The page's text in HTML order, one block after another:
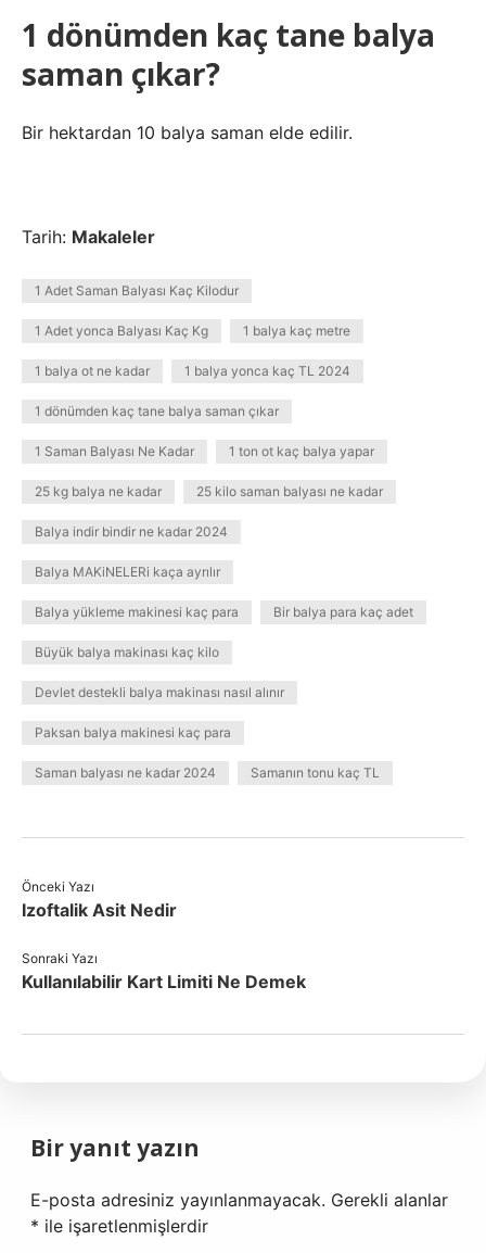
1 dönümden kaç tane balya
saman çıkar?
Bir hektardan 10 balya saman elde edilir.
Tarih: Makaleler
1 Adet Saman Balyası Kaç Kilodur
1 Adet yonca Balyası Kaç Kg 1 balya kaç metre
1 balya ot ne kadar 1 balya yonca kaç TL 2024
1 dönümden kaç tane balya saman çıkar
1 Saman Balyası Ne Kadar 1 ton ot kaç balya yapar
25 kg balya ne kadar 25 kilo saman balyası ne kadar
Balya indir bindir ne kadar 2024
Balya MAKiNELERi kaça ayrılır
Balya yükleme makinesi kaç para Bir balya para kaç adet
Büyük balya makinası kaç kilo
Devlet destekli balya makinası nasıl alınır
Paksan balya makinesi kaç para
Saman balyası ne kadar 2024 Samanın tonu kaç TL
Önceki Yazı
Izoftalik Asit Nedir
Sonraki Yazı
Kullanılabilir Kart Limiti Ne Demek
Bir yanıt yazın
E-posta adresiniz yayınlanmayacak. Gerekli alanlar
* ile işaretlenmişlerdir